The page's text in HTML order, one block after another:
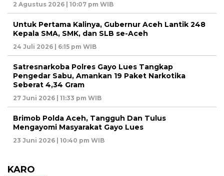
2 Agustus 2026 | 10:07 pm WIB
Untuk Pertama Kalinya, Gubernur Aceh Lantik 248
Kepala SMA, SMK, dan SLB se-Aceh
24 Juli 2026 | 6:15 pm WIB
Satresnarkoba Polres Gayo Lues Tangkap
Pengedar Sabu, Amankan 19 Paket Narkotika
Seberat 4,34 Gram
27 Juni 2026 | 11:33 pm WIB
Brimob Polda Aceh, Tangguh Dan Tulus
Mengayomi Masyarakat Gayo Lues
23 Juni 2026 | 10:40 pm WIB
KARO